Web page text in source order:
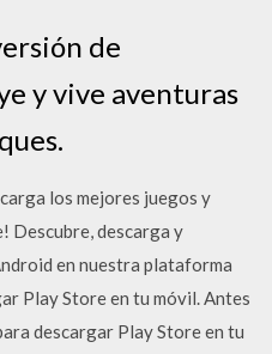
de
y vive aventuras
los mejores juegos y
Descubre, descarga y
en nuestra plataforma
Play Store en tu móvil. Antes
descargar Play Store en tu